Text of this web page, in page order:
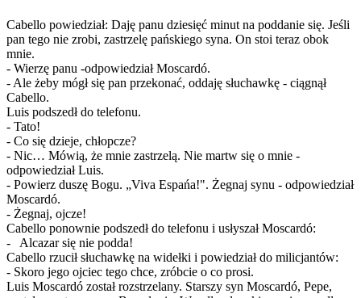
Cabello powiedział: Daję panu dziesięć minut na poddanie się. Jeśli
pan tego nie zrobi, zastrzelę pańskiego syna. On stoi teraz obok
mnie.
- Wierzę panu -odpowiedział Moscardó.
- Ale żeby mógł się pan przekonać, oddaję słuchawkę - ciągnął
Cabello.
Luis podszedł do telefonu.
- Tato!
- Co się dzieje, chłopcze?
- Nic… Mówią, że mnie zastrzelą. Nie martw się o mnie -
odpowiedział Luis.
- Powierz duszę Bogu. „Viva Espańa!". Żegnaj synu - odpowiedział
Moscardó.
- Żegnaj, ojcze!
Cabello ponownie podszedł do telefonu i usłyszał Moscardó:
- Alcazar się nie podda!
Cabello rzucił słuchawkę na widełki i powiedział do milicjantów:
- Skoro jego ojciec tego chce, zróbcie o co prosi.
Luis Moscardó został rozstrzelany. Starszy syn Moscardó, Pepe,